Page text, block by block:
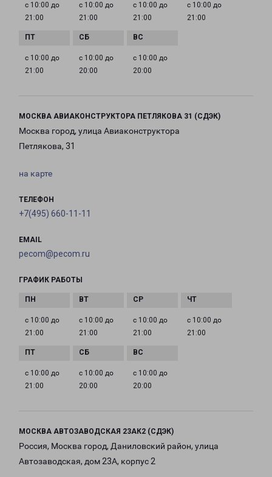
с 10:00 до
21:00
с 10:00 до
21:00
с 10:00 до
21:00
с 10:00 до
21:00
с 10:00 до
21:00
с 10:00 до
20:00
с 10:00 до
20:00
МОСКВА АВИАКОНСТРУКТОРА ПЕТЛЯКОВА 31 (СДЭК)
Москва город, улица Авиаконструктора
Петлякова, 31
на карте
ТЕЛЕФОН
+7(495) 660-11-11
EMAIL
pecom@pecom.ru
ГРАФИК РАБОТЫ
с 10:00 до
21:00
с 10:00 до
21:00
с 10:00 до
21:00
с 10:00 до
21:00
с 10:00 до
21:00
с 10:00 до
20:00
с 10:00 до
20:00
МОСКВА АВТОЗАВОДСКАЯ 23АК2 (СДЭК)
Россия, Москва город, Даниловский район, улица
Автозаводская, дом 23А, корпус 2